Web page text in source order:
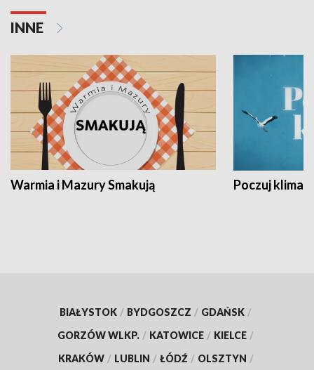
INNE
Warmia i Mazury Smakują Poczuj klimat
BIAŁYSTOK / BYDGOSZCZ / GDAŃSK /
GORZÓW WLKP. / KATOWICE / KIELCE /
KRAKÓW / LUBLIN / ŁÓDŹ / OLSZTYN /